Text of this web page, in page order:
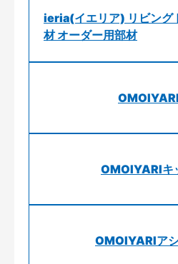
ieria(イエリア) リビング
材 オーダー用部材
OMOIYARIキ
OMOIYARIア